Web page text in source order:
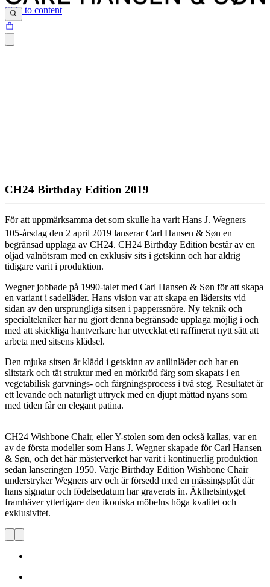
Skip to content
CH24 Birthday Edition 2019
För att uppmärksamma det som skulle ha varit Hans J. Wegners
105-årsdag den 2 april 2019 lanserar Carl Hansen & Søn en
begränsad upplaga av CH24. CH24 Birthday Edition består av en
oljad valnötsram med en exklusiv sits i getskinn och har aldrig
tidigare varit i produktion.
Wegner jobbade på 1990-talet med Carl Hansen & Søn för att skapa
en variant i sadelläder. Hans vision var att skapa en lädersits vid
sidan av den ursprungliga sitsen i papperssnöre. Ny teknik och
specialtekniker har nu gjort denna begränsade upplaga möjlig i och
med att skickliga hantverkare har utvecklat ett raffinerat nytt sätt att
arbeta med sitsens klädsel.
Den mjuka sitsen är klädd i getskinn av anilinläder och har en
slitstark och tät struktur med en mörkröd färg som skapats i en
vegetabilisk garvnings- och färgningsprocess i två steg. Resultatet är
ett levande och naturligt uttryck med en djupt mättad nyans som
med tiden får en elegant patina.
CH24 Wishbone Chair, eller Y-stolen som den också kallas, var en
av de första modeller som Hans J. Wegner skapade för Carl Hansen
& Søn, och det här mästerverket har varit i kontinuerlig produktion
sedan lanseringen 1950. Varje Birthday Edition Wishbone Chair
understryker Wegners arv och är försedd med en mässingsplåt där
hans signatur och födelsedatum har graverats in. Äkthetsintyget
framhäver ytterligare den ikoniska möbelns höga kvalitet och
exklusivitet.